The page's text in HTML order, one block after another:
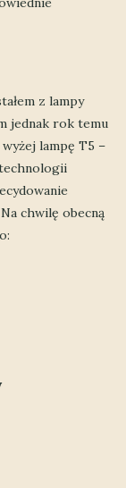
z lampy
jednak rok temu
lampę T5 –
chwilę obecną